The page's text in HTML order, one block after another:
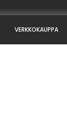
VERKKOKAUPPA